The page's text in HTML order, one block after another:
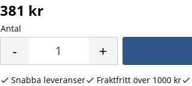
381 kr
Antal
+
-
Snabba leveranser Fraktfritt över 1000 kr